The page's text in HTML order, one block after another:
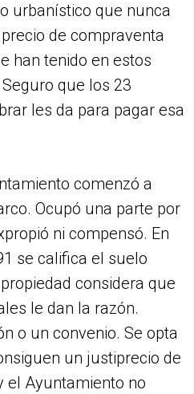
urbanístico que nunca
de compraventa
han tenido en estos
que los 23
les da para pagar esa
comenzó a
Ocupó una parte por
ni compensó. En
se califica el suelo
considera que
le dan la razón.
o un convenio. Se opta
un justiprecio de
el Ayuntamiento no